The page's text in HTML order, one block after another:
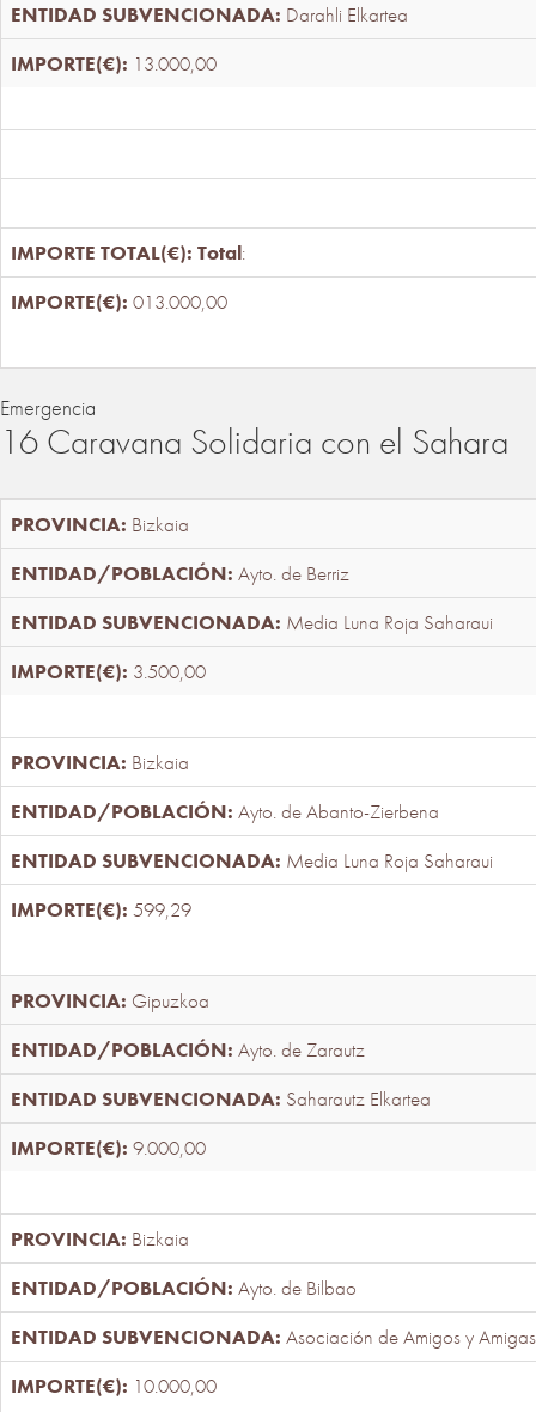
Darahli Elkartea
13.000,00
Total:
013.000,00
Emergencia
16 Caravana Solidaria con el Sahara
Bizkaia
Ayto. de Berriz
Media Luna Roja Saharaui
3.500,00
Bizkaia
Ayto. de Abanto-Zierbena
Media Luna Roja Saharaui
599,29
Gipuzkoa
Ayto. de Zarautz
Saharautz Elkartea
9.000,00
Bizkaia
Ayto. de Bilbao
Asociación de Amigos y
10.000,00